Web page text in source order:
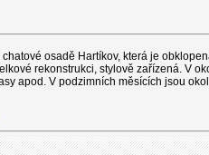
osadě Hartíkov, která je
rekonstrukci, stylově zařízená. V
apod. V podzimních měsících jsou